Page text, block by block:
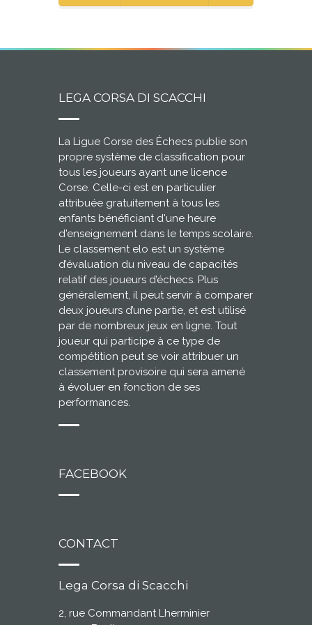
LEGA CORSA DI SCACCHI
La Ligue Corse des Échecs publie son
propre système de classification pour
tous les joueurs ayant une licence
Corse. Celle-ci est en particulier
attribuée gratuitement à tous les
enfants bénéficiant d'une heure
d'enseignement dans le temps scolaire.
Le classement elo est un système
d’évaluation du niveau de capacités
relatif des joueurs d’échecs. Plus
généralement, il peut servir à comparer
deux joueurs d’une partie, et est utilisé
par de nombreux jeux en ligne. Tout
joueur qui participe à ce type de
compétition peut se voir attribuer un
classement provisoire qui sera amené
à évoluer en fonction de ses
performances.
FACEBOOK
CONTACT
Lega Corsa di Scacchi
2, rue Commandant Lherminier